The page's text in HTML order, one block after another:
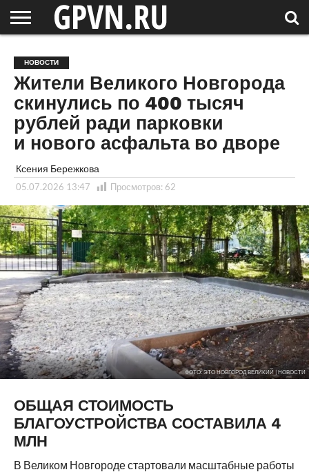
ОБЛАСТЬ
НОВОСТИ
СОСЕДЕЙ
РОССИЯ
/ МИР
СПЕЦПРОЕКТЫ
БЛОГ
СТАТЬИ
ФОТОРЕПОРТАЖИ
ИНТЕРВЬЮ
ОБЪЕКТЫ
ПОДБОРКИ
НОВОСТИ
Жители Великого Новгорода
скинулись по 400 тысяч
рублей ради парковки
и нового асфальта во дворе
Ксения Бережкова
05.07.2026 13:47 Просмотров: 62
ФОТО: ЭТО НОВГОРОД ВЕЛИКИЙ | НОВОСТИ
ОБЩАЯ СТОИМОСТЬ
БЛАГОУСТРОЙСТВА СОСТАВИЛА 4
МЛН
В Великом Новгороде стартовали масштабные работы